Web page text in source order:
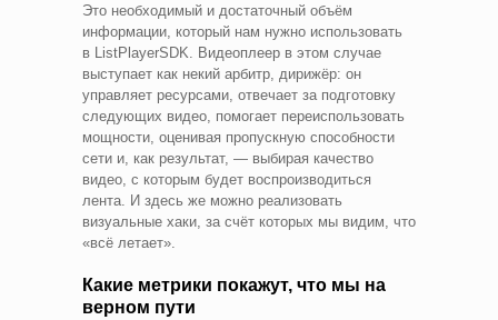
Это необходимый и достаточный объём
информации, который нам нужно использовать
в ListPlayerSDK. Видеоплеер в этом случае
выступает как некий арбитр, дирижёр: он
управляет ресурсами, отвечает за подготовку
следующих видео, помогает переиспользовать
мощности, оценивая пропускную способности
сети и, как результат, — выбирая качество
видео, с которым будет воспроизводиться
лента. И здесь же можно реализовать
визуальные хаки, за счёт которых мы видим, что
«всё летает».
Какие метрики покажут, что мы на
верном пути